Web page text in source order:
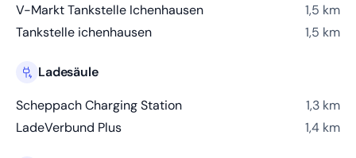
V-Markt Tankstelle Ichenhausen
1,5 km
Tankstelle ichenhausen
1,5 km
Ladesäule
Scheppach Charging Station
1,3 km
LadeVerbund Plus
1,4 km